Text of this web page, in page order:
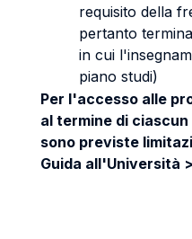
requisito della
pertanto
in cui
piano studi)
Per l'accesso alle
al termine di
sono previste
Guida all'Università